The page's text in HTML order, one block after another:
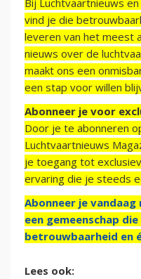
Bij Luchtvaartnieuws
vind je die
leveren van het meest
nieuws over de
maakt ons een
een stap voor willen
Abonneer je voor
Door je te abonneren
Luchtvaartnieuws
je toegang tot
ervaring die je steeds
Abonneer je
een gemeenschap
betrouwbaarheid en
Lees ook: